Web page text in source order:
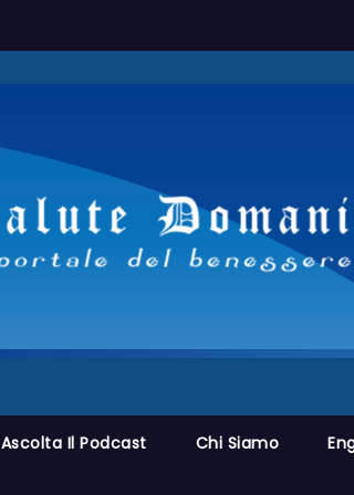
Ascolta Il Podcast Chi Siamo